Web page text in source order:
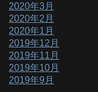
2020年3月
2020年2月
2020年1月
2019年12月
2019年11月
2019年10月
2019年9月